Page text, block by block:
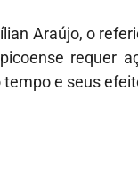
Araújo, o
requer
e seus